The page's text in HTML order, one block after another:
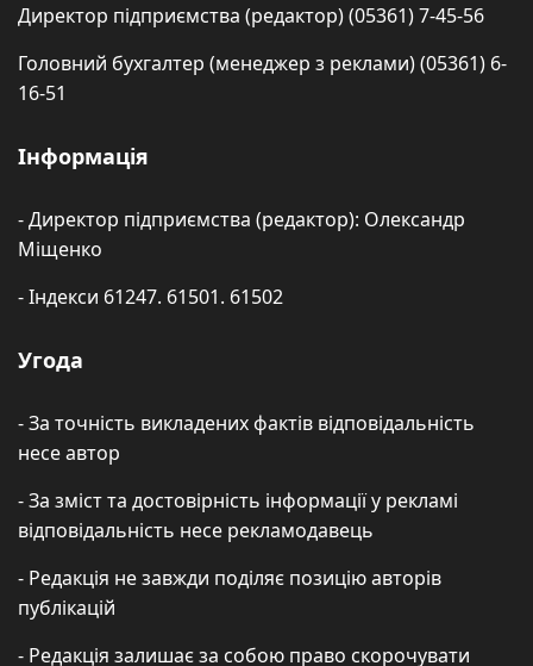
Директор підприємства (редактор) (05361) 7-45-56
Головний бухгалтер (менеджер з реклами) (05361) 6-
16-51
Інформація
- Директор підприємства (редактор): Олександр
Міщенко
- Індекси 61247. 61501. 61502
Угода
- За точність викладених фактів відповідальність
несе автор
- За зміст та достовірність інформації у рекламі
відповідальність несе рекламодавець
- Редакція не завжди поділяє позицію авторів
публікацій
- Редакція залишає за собою право скорочувати